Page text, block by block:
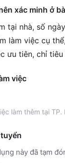
xác minh ở
tại nhà, số
làm việc cụ
ưu tiên, chỉ
việc
làm thêm tại TP.
này đã tạm